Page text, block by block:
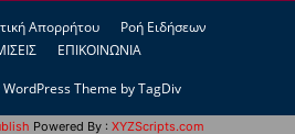
Απορρήτου
Ροή Ειδήσεων
ΕΠΙΚΟΙΝΩΝΙΑ
Theme by TagDiv
Powered By : XYZScripts.com